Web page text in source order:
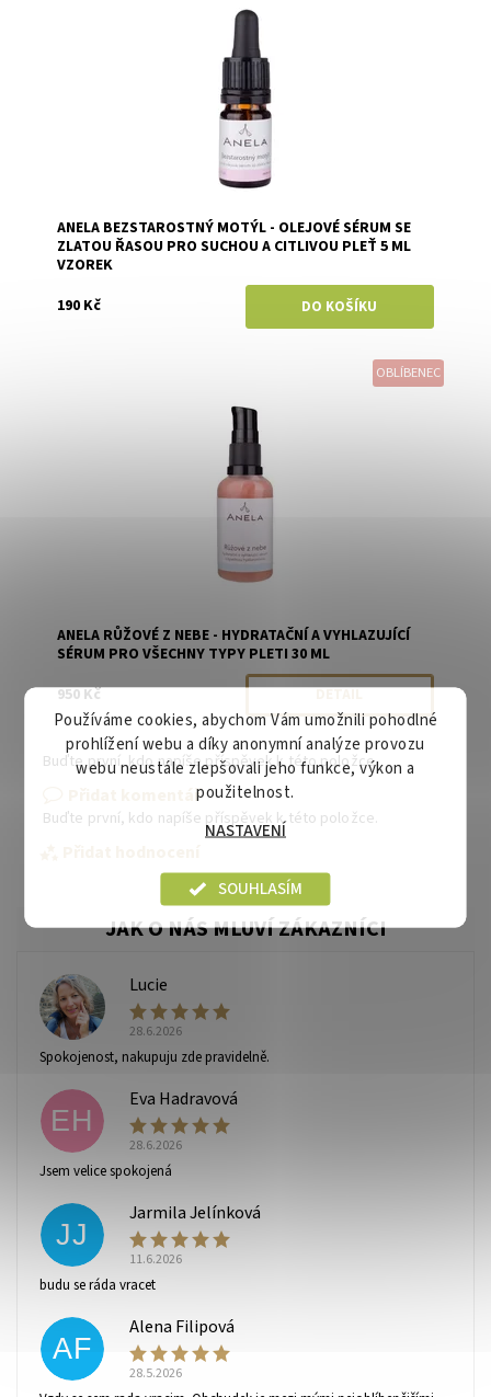
ANELA BEZSTAROSTNÝ MOTÝL - OLEJOVÉ SÉRUM SE
ZLATOU ŘASOU PRO SUCHOU A CITLIVOU PLEŤ 5 ML
VZOREK
190 Kč
OBLÍBENEC
ANELA RŮŽOVÉ Z NEBE - HYDRATAČNÍ A VYHLAZUJÍCÍ
SÉRUM PRO VŠECHNY TYPY PLETI 30 ML
950 Kč
Buďte první, kdo napíše příspěvek k této položce.
Přidat komentář
Buďte první, kdo napíše příspěvek k této položce.
Vaše osobní údaje budou zpracovány dle
ochrany osobních údajů
L
Lucie
28.6.2026
Spokojenost, nakupuju zde pravidelně.
EH
Eva Hadravová
28.6.2026
Jsem velice spokojená
JJ
Jarmila Jelínková
11.6.2026
budu se ráda vracet
AF
Alena Filipová
28.5.2026
Používáme cookies, abychom Vám umožnili pohodlné
prohlížení webu a díky anonymní analýze provozu
webu neustále zlepšovali jeho funkce, výkon a
použitelnost.
NASTAVENÍ
SOUHLASÍM